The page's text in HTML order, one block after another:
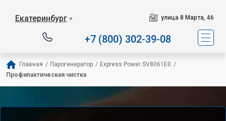
Екатеринбург ▼ улица 8 Марта, 46
+7 (800) 302-39-08
Главная / Парогенератор / Express Power SV8061E0 /
Профилактическая чистка